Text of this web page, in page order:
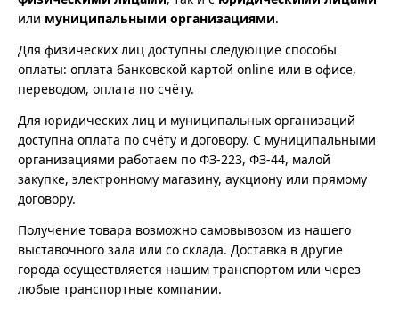
или муниципальными организациями.
Для физических лиц доступны следующие способы
оплаты: оплата банковской картой online или в офисе,
переводом, оплата по счёту.
Для юридических лиц и муниципальных организаций
доступна оплата по счёту и договору. С муниципальными
организациями работаем по ФЗ-223, ФЗ-44, малой
закупке, электронному магазину, аукциону или прямому
договору.
Получение товара возможно самовывозом из нашего
выставочного зала или со склада. Доставка в другие
города осуществляется нашим транспортом или через
любые транспортные компании.